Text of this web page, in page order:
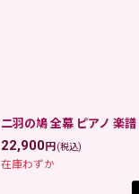
二羽の鳩 全幕 ピアノ 楽譜
22,900円 (税込)
在庫わずか